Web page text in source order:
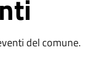
del comune.